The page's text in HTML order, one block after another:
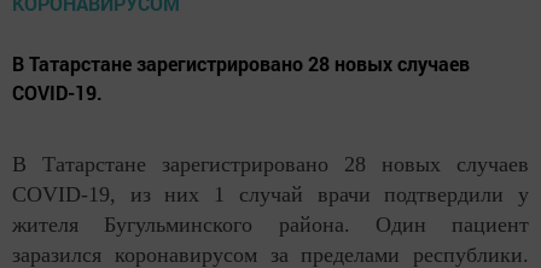
В Татарстане зарегистрировано 28 новых случаев
COVID-19.
В Татарстане зарегистрировано 28 новых случаев
COVID-19, из них 1 случай врачи подтвердили у
жителя Бугульминского района. Один пациент
заразился коронавирусом за пределами республики.